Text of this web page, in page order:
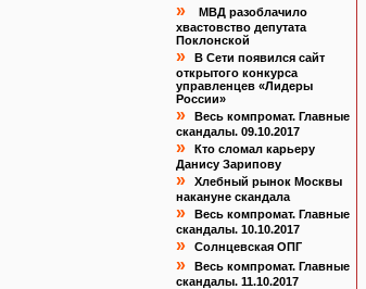
»
МВД разоблачило
хвастовство депутата
Поклонской
»
В Сети появился сайт
открытого конкурса
управленцев «Лидеры
России»
»
Весь компромат. Главные
скандалы. 09.10.2017
»
Кто сломал карьеру
Данису Зарипову
»
Хлебный рынок Москвы
накануне скандала
»
Весь компромат. Главные
скандалы. 10.10.2017
» Солнцевская ОПГ
»
Весь компромат. Главные
скандалы. 11.10.2017